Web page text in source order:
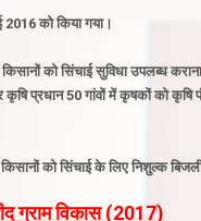
2016 को किया गया।
को सिंचाई सुविधा उपलब्ध
कृषि प्रधान 50 गांवों में कृषकों को
को सिंचाई के लिए निशुल्क
ग्राम विकास (2017)